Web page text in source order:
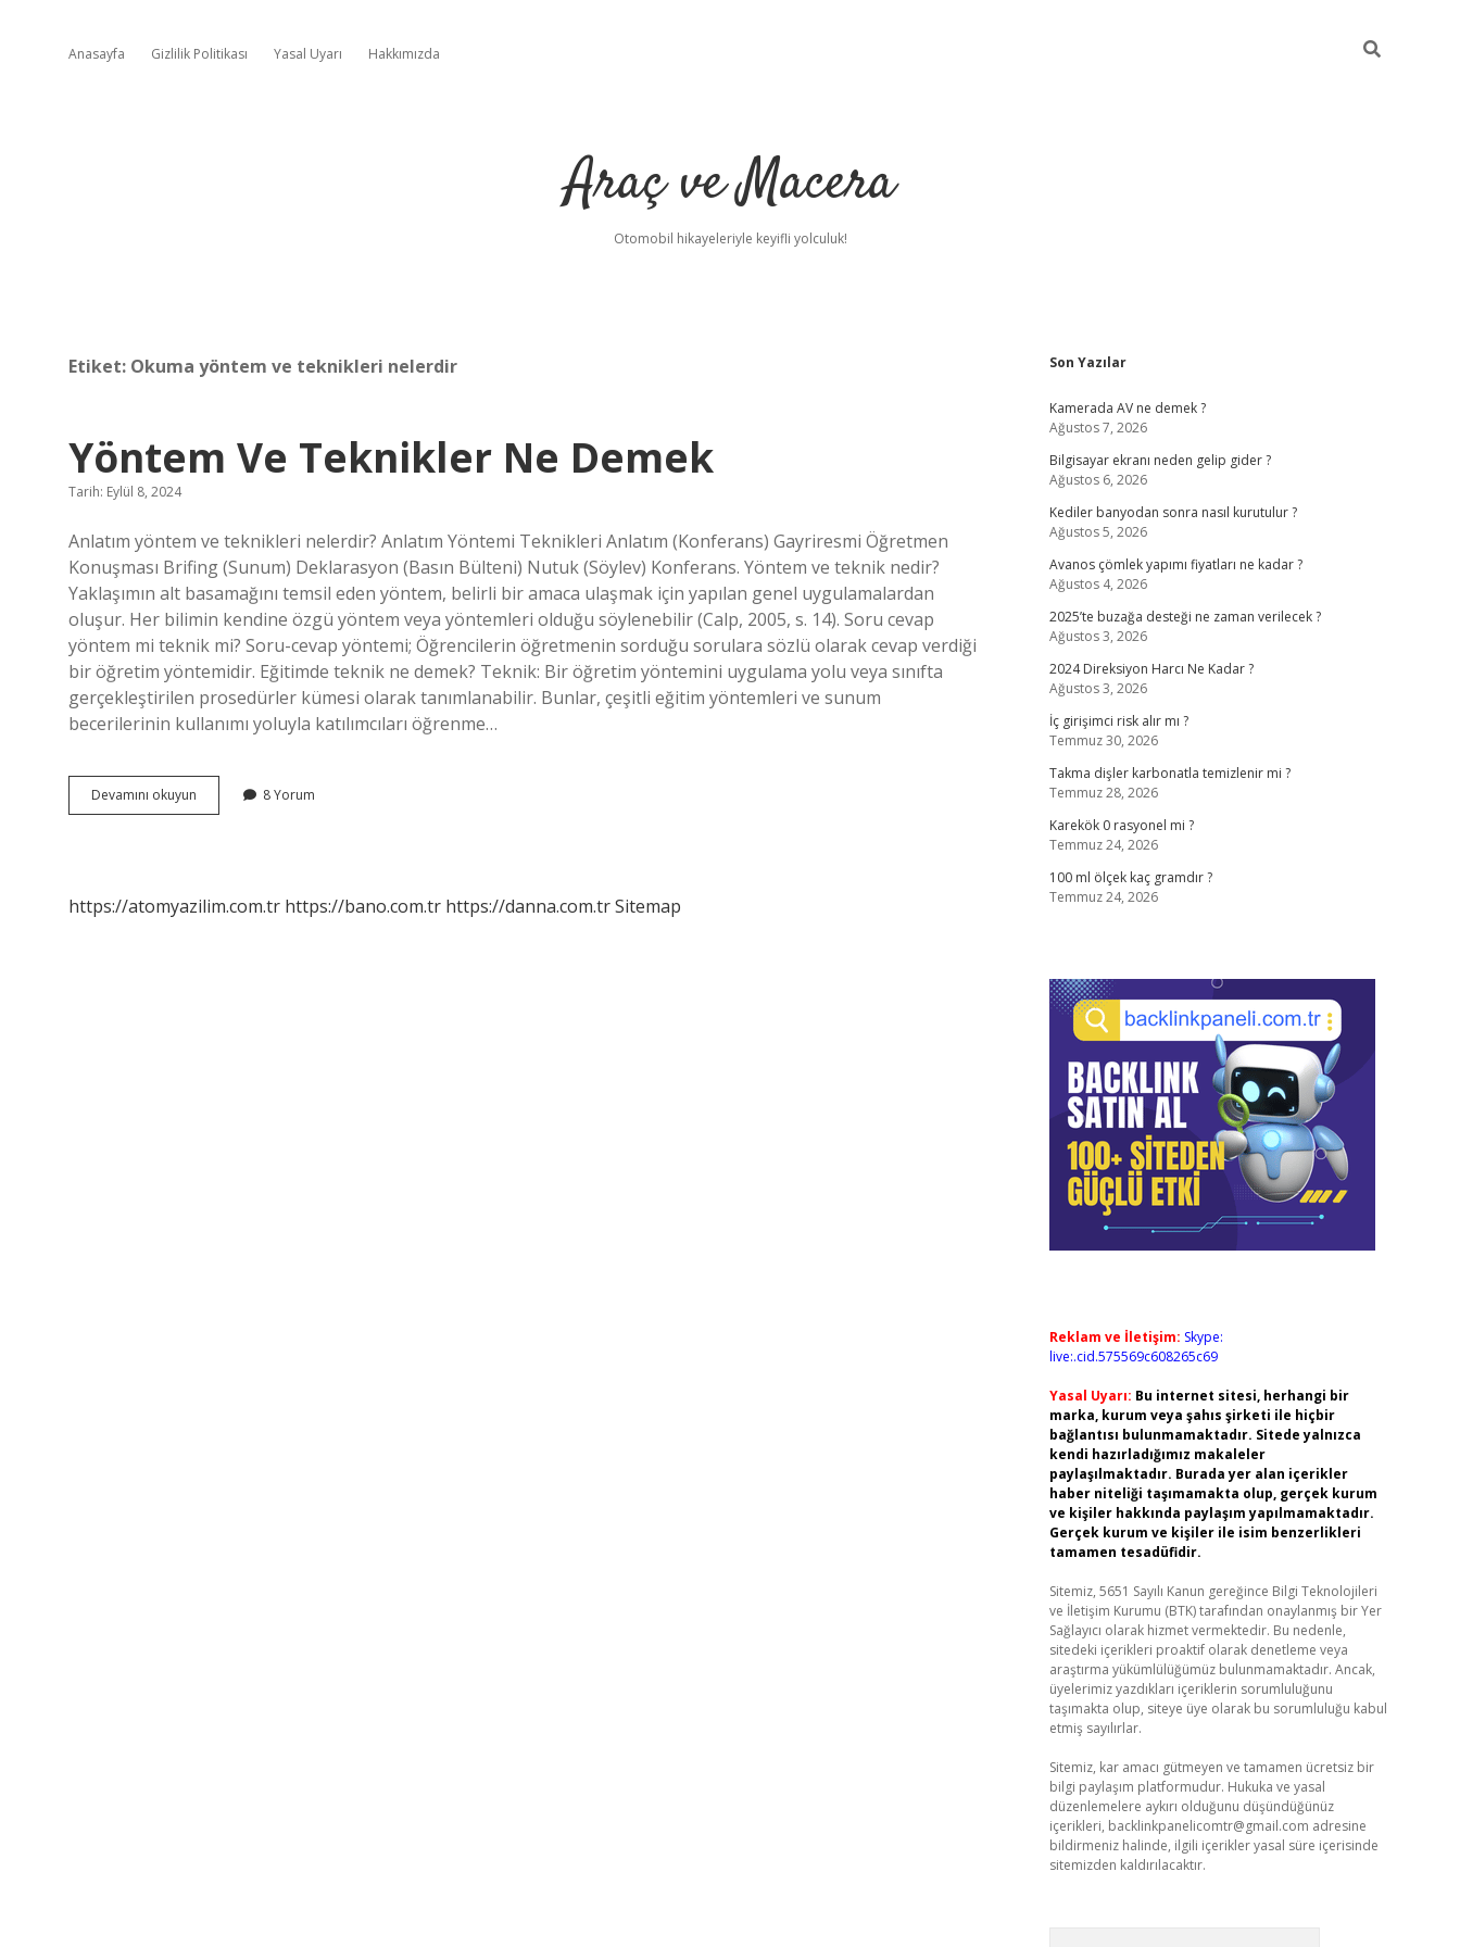
Anasayfa Gizlilik Politikası Yasal Uyarı Hakkımızda
Araç ve Macera
Otomobil hikayeleriyle keyifli yolculuk!
Etiket: Okuma yöntem ve teknikleri nelerdir
Yöntem Ve Teknikler Ne Demek
Tarih: Eylül 8, 2024
Anlatım yöntem ve teknikleri nelerdir? Anlatım Yöntemi Teknikleri Anlatım (Konferans) Gayriresmi Öğretmen
Konuşması Brifing (Sunum) Deklarasyon (Basın Bülteni) Nutuk (Söylev) Konferans. Yöntem ve teknik nedir?
Yaklaşımın alt basamağını temsil eden yöntem, belirli bir amaca ulaşmak için yapılan genel uygulamalardan
oluşur. Her bilimin kendine özgü yöntem veya yöntemleri olduğu söylenebilir (Calp, 2005, s. 14). Soru cevap
yöntem mi teknik mi? Soru-cevap yöntemi; Öğrencilerin öğretmenin sorduğu sorulara sözlü olarak cevap verdiği
bir öğretim yöntemidir. Eğitimde teknik ne demek? Teknik: Bir öğretim yöntemini uygulama yolu veya sınıfta
gerçekleştirilen prosedürler kümesi olarak tanımlanabilir. Bunlar, çeşitli eğitim yöntemleri ve sunum
becerilerinin kullanımı yoluyla katılımcıları öğrenme…
Devamını okuyun
Ve
8 Yorum
https://atomyazilim.com.tr https://bano.com.tr https://danna.com.trSitemap
Sidebar
Son Yazılar
Kamerada AV ne demek ?
Ağustos 7, 2026
Bilgisayar ekranı neden gelip gider ?
Ağustos 6, 2026
Kediler banyodan sonra nasıl kurutulur ?
Ağustos 5, 2026
Avanos çömlek yapımı fiyatları ne kadar ?
Ağustos 4, 2026
2025’te buzağa desteği ne zaman verilecek ?
Ağustos 3, 2026
2024 Direksiyon Harcı Ne Kadar ?
Ağustos 3, 2026
İç girişimci risk alır mı ?
Temmuz 30, 2026
Takma dişler karbonatla temizlenir mi ?
Temmuz 28, 2026
Karekök 0 rasyonel mi ?
Temmuz 24, 2026
100 ml ölçek kaç gramdır ?
Temmuz 24, 2026
Reklam ve İletişim: Skype:
live:.cid.575569c608265c69
Yasal Uyarı: Bu internet sitesi, herhangi bir
marka, kurum veya şahıs şirketi ile hiçbir
bağlantısı bulunmamaktadır. Sitede yalnızca
kendi hazırladığımız makaleler
paylaşılmaktadır. Burada yer alan içerikler
haber niteliği taşımamakta olup, gerçek kurum
ve kişiler hakkında paylaşım yapılmamaktadır.
Gerçek kurum ve kişiler ile isim benzerlikleri
tamamen tesadüfidir.
Sitemiz, 5651 Sayılı Kanun gereğince Bilgi Teknolojileri
ve İletişim Kurumu (BTK) tarafından onaylanmış bir Yer
Sağlayıcı olarak hizmet vermektedir. Bu nedenle,
sitedeki içerikleri proaktif olarak denetleme veya
araştırma yükümlülüğümüz bulunmamaktadır. Ancak,
üyelerimiz yazdıkları içeriklerin sorumluluğunu
taşımakta olup, siteye üye olarak bu sorumluluğu kabul
etmiş sayılırlar.
Sitemiz, kar amacı gütmeyen ve tamamen ücretsiz bir
bilgi paylaşım platformudur. Hukuka ve yasal
düzenlemelere aykırı olduğunu düşündüğünüz
içerikleri, backlinkpanelicomtr@gmail.com adresine
bildirmeniz halinde, ilgili içerikler yasal süre içerisinde
sitemizden kaldırılacaktır.